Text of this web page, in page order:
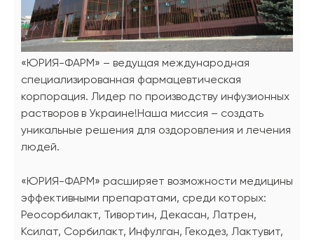
«ЮРИЯ-ФАРМ» – ведущая международная
специализированная фармацевтическая
корпорация. Лидер по производству инфузионных
растворов в Украине!Наша миссия – создать
уникальные решения для оздоровления и лечения
людей.
«ЮРИЯ-ФАРМ» расширяет возможности медицины
эффективными препаратами, среди которых:
Реосорбилакт, Тивортин, Декасан, Латрен,
Ксилат, Сорбилакт, Инфулган, Гекодез, Лактувит,